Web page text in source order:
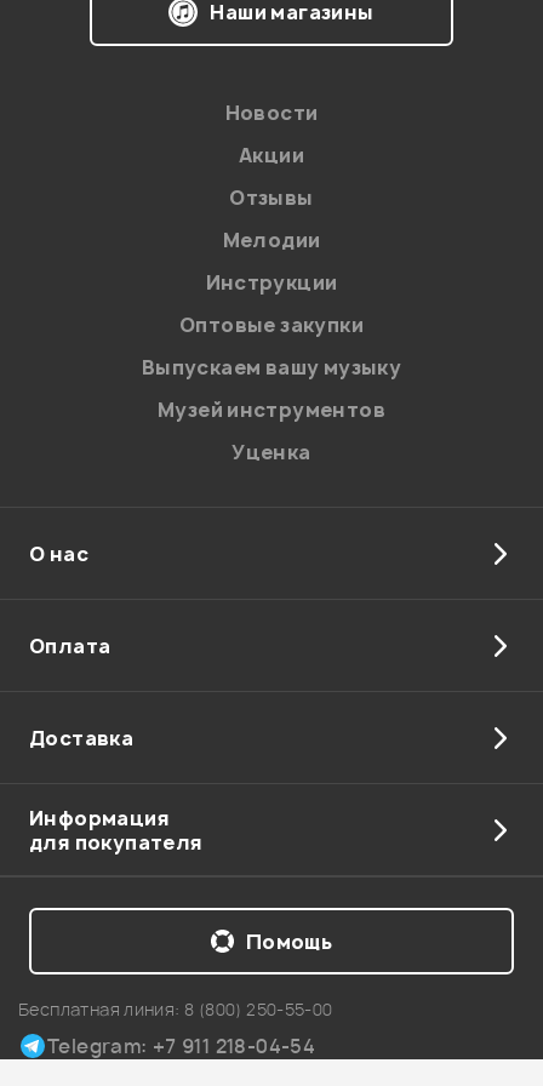
на обработку персональных данных в
Политикой в отношении обработки
персональных данных.
Введите проверочное число:
Отправить
Наши магазины
Новости
Акции
Отзывы
Мелодии
Инструкции
Оптовые закупки
Выпускаем вашу музыку
Музей инструментов
Уценка
О нас
Оплата
Доставка
Информация
для покупателя
Бесплатная линия: 8 (800) 250-55-00
Telegram: +7 911 218-04-54
Помощь